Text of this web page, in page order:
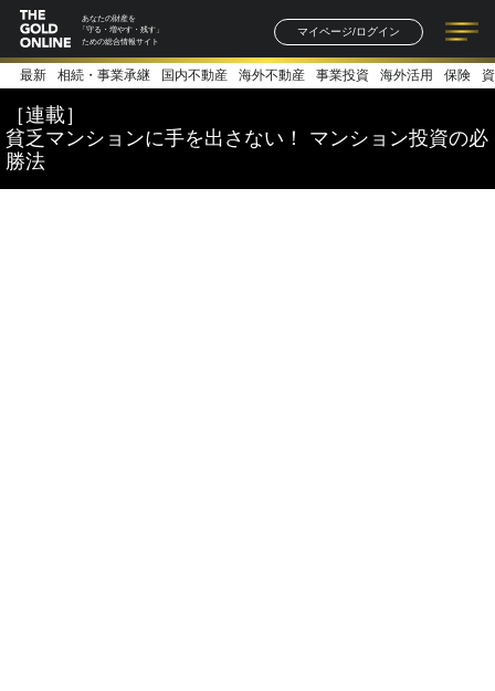
あなたの財産を
「守る・増やす・残す」
ための総合情報サイト
マイページ/ログイン
記事一覧 連載一覧
著者一覧 書籍一覧
最新 相続・事業承継 国内不動産 海外不動産 事業投資 海外活用 保険
［連載］
貧乏マンションに手を出さない！ マンション投資の必
勝法